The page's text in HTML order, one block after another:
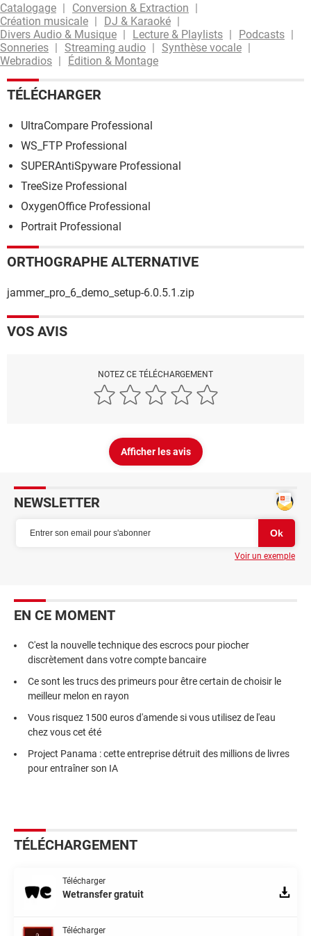
Catalogage
Conversion & Extraction
Création musicale
DJ & Karaoké
Divers Audio & Musique
Lecture & Playlists
Podcasts
Sonneries
Streaming audio
Synthèse vocale
Webradios
Édition & Montage
TÉLÉCHARGER
UltraCompare Professional
WS_FTP Professional
SUPERAntiSpyware Professional
TreeSize Professional
OxygenOffice Professional
Portrait Professional
ORTHOGRAPHE ALTERNATIVE
jammer_pro_6_demo_setup-6.0.5.1.zip
VOS AVIS
NOTEZ CE TÉLÉCHARGEMENT
Afficher les avis
NEWSLETTER
Voir un exemple
EN CE MOMENT
C'est la nouvelle technique des escrocs pour piocher
discrètement dans votre compte bancaire
Ce sont les trucs des primeurs pour être certain de choisir le
meilleur melon en rayon
Vous risquez 1500 euros d'amende si vous utilisez de l'eau
chez vous cet été
Project Panama : cette entreprise détruit des millions de livres
pour entraîner son IA
TÉLÉCHARGEMENT
Télécharger
Wetransfer gratuit
Télécharger